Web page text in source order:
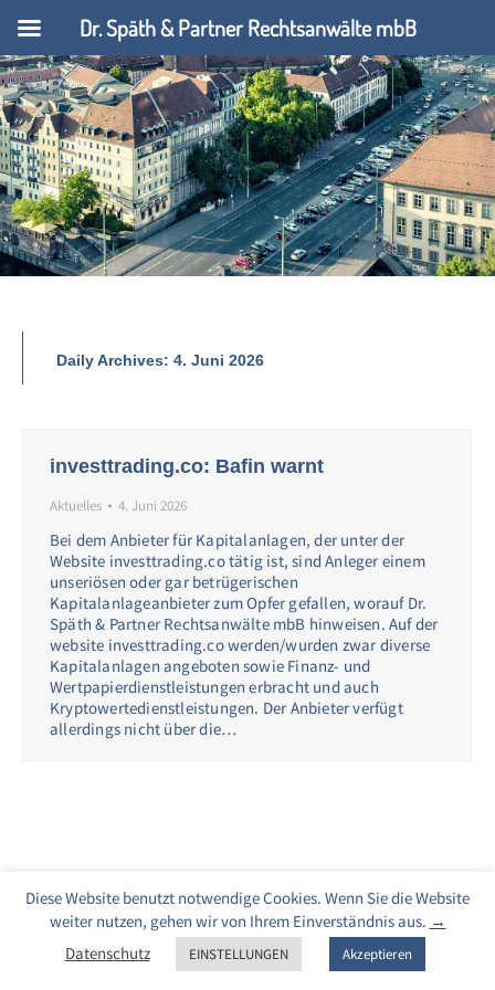
Daily Archives: 4. Juni 2026
investtrading.co: Bafin warnt
Aktuelles 4. Juni 2026
Bei dem Anbieter für Kapitalanlagen, der unter der
Website investtrading.co tätig ist, sind Anleger einem
unseriösen oder gar betrügerischen
Kapitalanlageanbieter zum Opfer gefallen, worauf Dr.
Späth & Partner Rechtsanwälte mbB hinweisen. Auf der
website investtrading.co werden/wurden zwar diverse
Kapitalanlagen angeboten sowie Finanz- und
Wertpapierdienstleistungen erbracht und auch
Kryptowertedienstleistungen. Der Anbieter verfügt
allerdings nicht über die…
Diese Website benutzt notwendige Cookies. Wenn Sie die Website
weiter nutzen, gehen wir von Ihrem Einverständnis aus. →
Datenschutz
EINSTELLUNGEN Akzeptieren
Dr. Späth & Partner Rechtsanwälte mbB